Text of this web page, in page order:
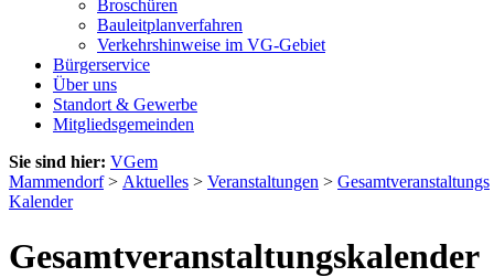
Broschüren
Bauleitplanverfahren
Verkehrshinweise im VG-Gebiet
Bürgerservice
Über uns
Standort & Gewerbe
Mitgliedsgemeinden
Sie sind hier: VGem
Mammendorf> Aktuelles > Veranstaltungen > Gesamtveranstaltungs
Kalender
Gesamtveranstaltungskalender